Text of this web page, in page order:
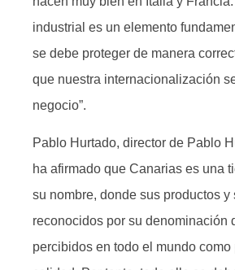
industrial es un elemento
se debe proteger de manera
que nuestra internacionalización
negocio”.
Pablo Hurtado, director de Pablo
ha afirmado que Canarias es una
su nombre, donde sus productos y
reconocidos por su denominación
percibidos en todo el mundo como